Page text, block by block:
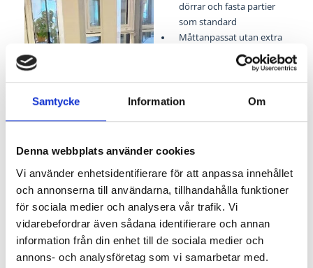
Samtycke Information Om
Denna webbplats använder cookies
Vi använder enhetsidentifierare för att anpassa innehållet
och annonserna till användarna, tillhandahålla funktioner
för sociala medier och analysera vår trafik. Vi
vidarebefordrar även sådana identifierare och annan
information från din enhet till de sociala medier och
annons- och analysföretag som vi samarbetar med.
dörrar och fasta partier
som standard
Måttanpassat utan extra
Skjutpartierna är
försedda med rostfria,
ställbara
standard som lås
genomgående handtag
kan du få olika
låsvarianter.
Tillval: Energiglas och
tonat glas. Väljer du t ex
energiglas får du inte lika